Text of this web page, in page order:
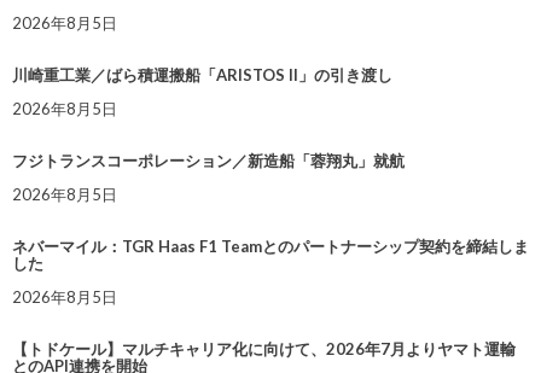
2026年8月5日
川崎重工業／ばら積運搬船「ARISTOS II」の引き渡し
2026年8月5日
フジトランスコーポレーション／新造船「蓉翔丸」就航
2026年8月5日
ネバーマイル：TGR Haas F1 Teamとのパートナーシップ契約を締結しま
した
2026年8月5日
【トドケール】マルチキャリア化に向けて、2026年7月よりヤマト運輸
とのAPI連携を開始